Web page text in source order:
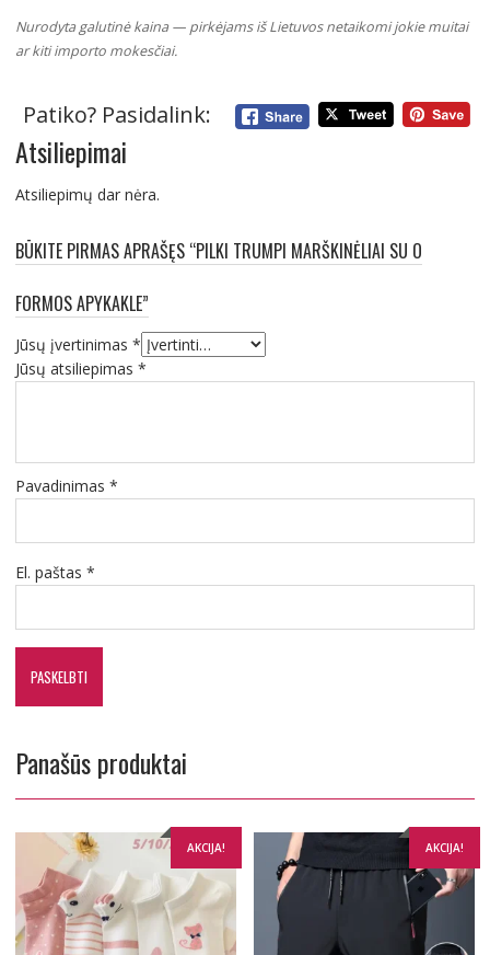
Nurodyta galutinė kaina — pirkėjams iš Lietuvos netaikomi jokie muitai
ar kiti importo mokesčiai.
Patiko? Pasidalink:
Atsiliepimai
Atsiliepimų dar nėra.
BŪKITE PIRMAS APRAŠĘS “PILKI TRUMPI MARŠKINĖLIAI SU O
FORMOS APYKAKLE”
Jūsų įvertinimas *
Jūsų atsiliepimas *
Pavadinimas *
El. paštas *
Panašūs produktai
AKCIJA! AKCIJA!